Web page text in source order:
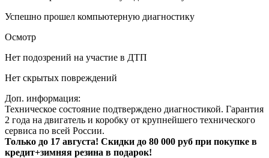
Успешно прошел компьютерную диагностику
Осмотр
Нет подозрений на участие в ДТП
Нет скрытых повреждений
Доп. информация:
Техническое состояние подтверждено диагностикой. Гарантия
2 года на двигатель и коробку от крупнейшего технического
сервиса по всей России.
Только до 17 августа! Скидки до 80 000 руб при покупке в
кредит+зимняя резина в подарок!